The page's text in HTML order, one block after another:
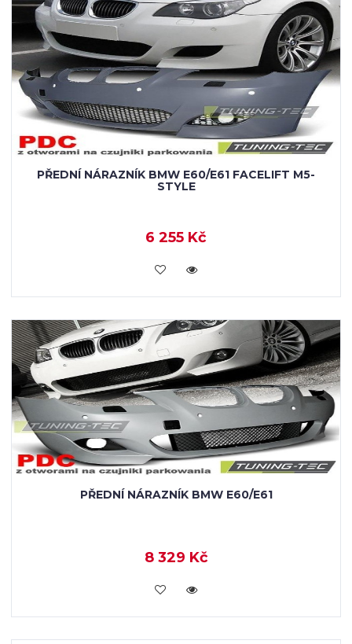
PŘEDNÍ NÁRAZNÍK BMW E60/E61 FACELIFT M5-
STYLE
6 255 Kč
KOUPIT
PŘEDNÍ NÁRAZNÍK BMW E60/E61
8 329 Kč
KOUPIT